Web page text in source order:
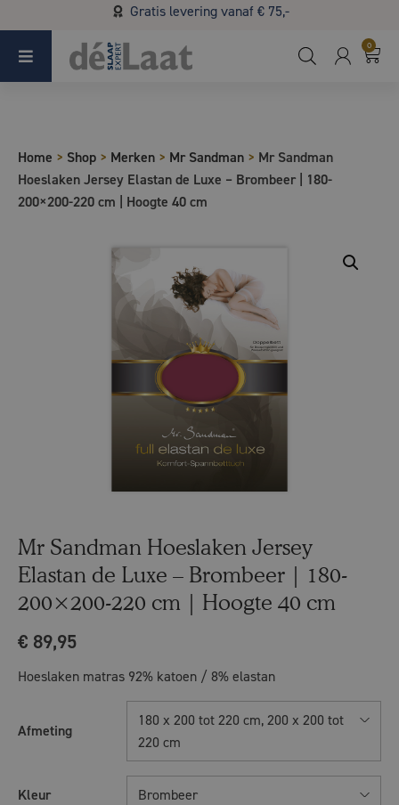
Gratis levering vanaf € 75,-
Koopzondag 29 maart in Bladel van 13.00 - 17.00
0
Home > Shop > Merken > Mr Sandman > Mr Sandman
Hoeslaken Jersey Elastan de Luxe – Brombeer | 180-
200×200-220 cm | Hoogte 40 cm
Mr Sandman Hoeslaken Jersey
Elastan de Luxe – Brombeer | 180-
200×200-220 cm | Hoogte 40 cm
€ 89,95
Hoeslaken matras 92% katoen / 8% elastan
Afmeting
180 x 200 tot 220 cm, 200 x 200 tot
220 cm
Kleur Brombeer